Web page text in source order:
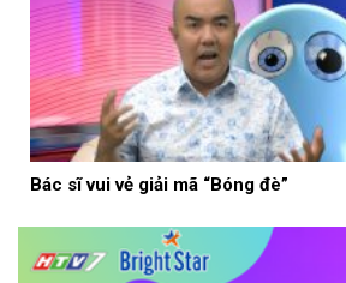
Bác sĩ vui vẻ giải mã “Bóng đè”